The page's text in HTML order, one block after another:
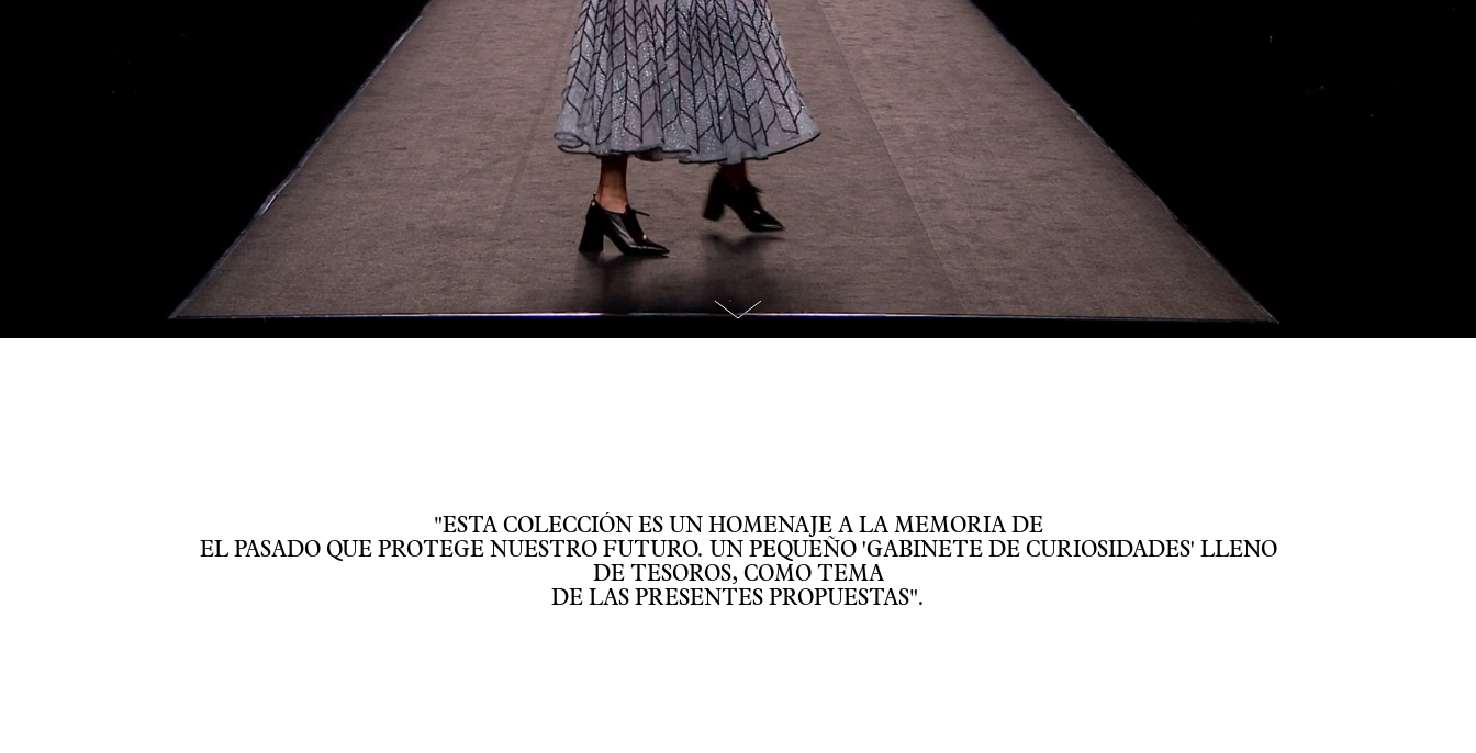
"ESTA COLECCIÓN ES UN HOMENAJE A LA MEMORIA DE
EL PASADO QUE PROTEGE NUESTRO FUTURO. UN PEQUEÑO 'GABINETE DE CURIOSIDADES' LLENO
DE TESOROS, COMO TEMA
DE LAS PRESENTES PROPUESTAS".